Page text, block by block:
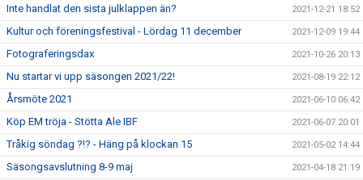
Inte handlat den sista julklappen än? 2021-12-21 18:52
Kultur och föreningsfestival - Lördag 11 december 2021-12-09 19:44
Fotograferingsdax 2021-10-26 20:13
Nu startar vi upp säsongen 2021/22! 2021-08-19 22:12
Årsmöte 2021 2021-06-10 06:42
Köp EM tröja - Stötta Ale IBF 2021-06-07 20:01
Tråkig söndag ?!? - Häng på klockan 15 2021-05-02 14:44
Säsongsavslutning 8-9 maj 2021-04-18 21:19